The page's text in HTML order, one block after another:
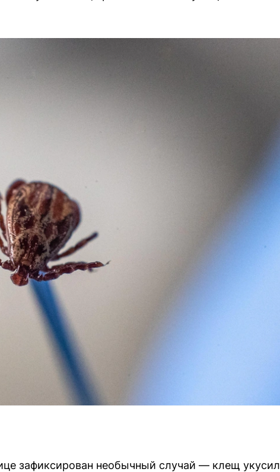
зафиксирован необычный случай — клещ укусил